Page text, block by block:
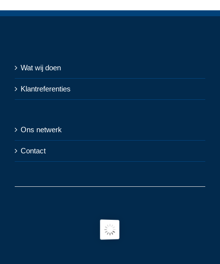
Wat wij doen
Klantreferenties
Ons netwerk
Contact